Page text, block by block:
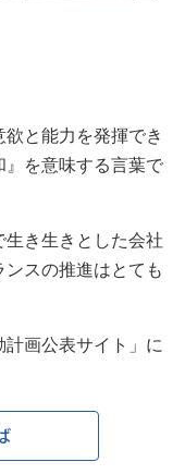
と能力を発揮でき
』を意味する言葉で
き生きとした会社
スの推進はとても
画公表サイト」に